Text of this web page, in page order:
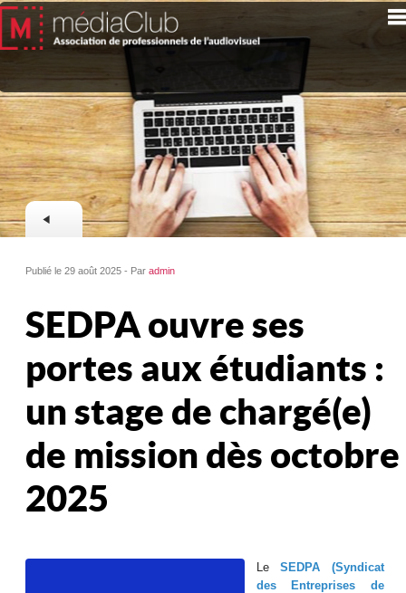
Publié le 29 août 2025 - Paradmin
SEDPA ouvre ses
portes aux étudiants :
un stage de chargé(e)
de mission dès octobre
2025
LeSEDPA (Syndicat
des Entreprises de